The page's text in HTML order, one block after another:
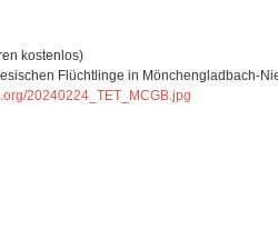
kostenlos)
Flüchtlinge in Mönchengladbach-
20240224_TET_MCGB.jpg